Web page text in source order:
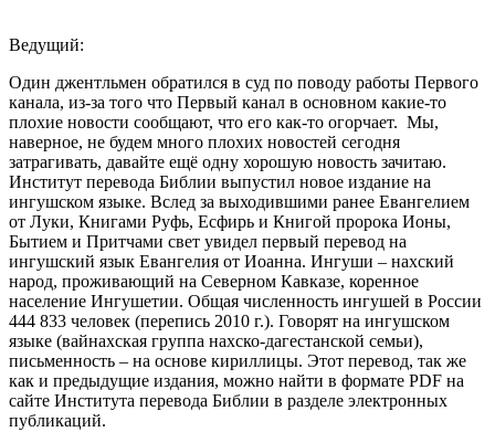
Ведущий:
Один джентльмен обратился в суд по поводу работы Первого
канала, из-за того что Первый канал в основном какие-то
плохие новости сообщают, что его как-то огорчает. Мы,
наверное, не будем много плохих новостей сегодня
затрагивать, давайте ещё одну хорошую новость зачитаю.
Институт перевода Библии выпустил новое издание на
ингушском языке. Вслед за выходившими ранее Евангелием
от Луки, Книгами Руфь, Есфирь и Книгой пророка Ионы,
Бытием и Притчами свет увидел первый перевод на
ингушский язык Евангелия от Иоанна. Ингуши – нахский
народ, проживающий на Северном Кавказе, коренное
население Ингушетии. Общая численность ингушей в России
444 833 человек (перепись 2010 г.). Говорят на ингушском
языке (вайнахская группа нахско-дагестанской семьи),
письменность – на основе кириллицы. Этот перевод, так же
как и предыдущие издания, можно найти в формате PDF на
сайте Института перевода Библии в разделе электронных
публикаций.